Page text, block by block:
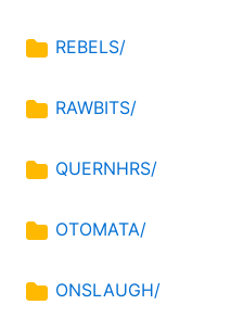
REBELS/
RAWBITS/
QUERNHRS/
OTOMATA/
ONSLAUGH/